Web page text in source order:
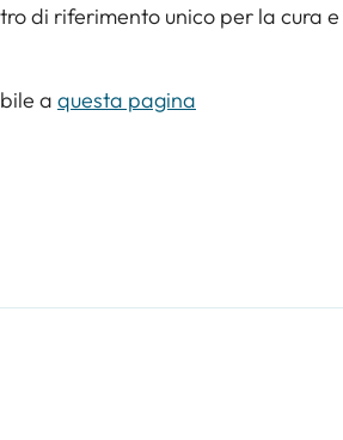
di riferimento unico per la cura
a questa pagina